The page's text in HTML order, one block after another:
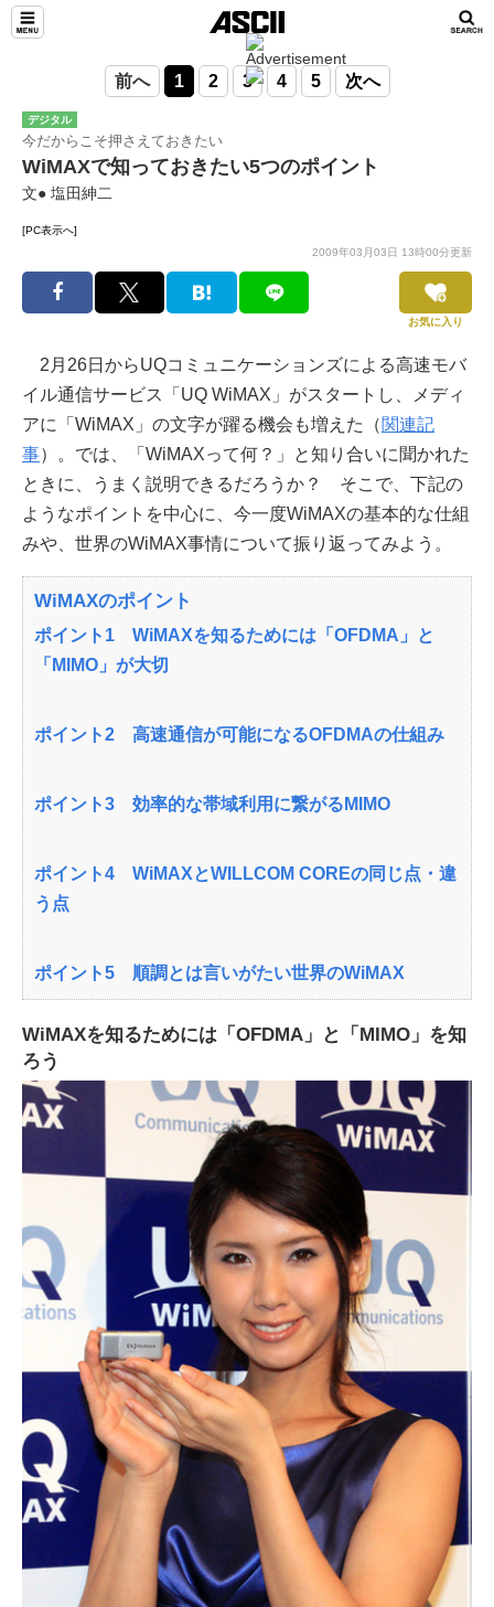
前へ 1 2 3 4 5 次へ
デジタル
今だからこそ押さえておきたい
WiMAXで知っておきたい5つのポイント
文● 塩田紳二
[PC表示へ]
2009年03月03日 13時00分更新
お気に入り
2月26日からUQコミュニケーションズによる高速モバ
イル通信サービス「UQ WiMAX」がスタートし、メディ
アに「WiMAX」の文字が躍る機会も増えた（関連記
事）。では、「WiMAXって何？」と知り合いに聞かれた
ときに、うまく説明できるだろうか？ そこで、下記の
ようなポイントを中心に、今一度WiMAXの基本的な仕組
みや、世界のWiMAX事情について振り返ってみよう。
WiMAXのポイント
ポイント1 WiMAXを知るためには「OFDMA」と
「MIMO」が大切
ポイント2 高速通信が可能になるOFDMAの仕組み
ポイント3 効率的な帯域利用に繋がるMIMO
ポイント4 WiMAXとWILLCOM COREの同じ点・違
う点
ポイント5 順調とは言いがたい世界のWiMAX
WiMAXを知るためには「OFDMA」と「MIMO」を知
ろう